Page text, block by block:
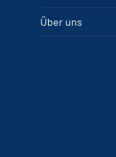
Über uns